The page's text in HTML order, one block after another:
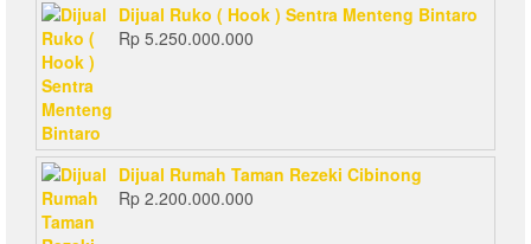
Dijual Ruko ( Hook ) Sentra Menteng Bintaro
Rp 5.250.000.000
Dijual Rumah Taman Rezeki Cibinong
Rp 2.200.000.000